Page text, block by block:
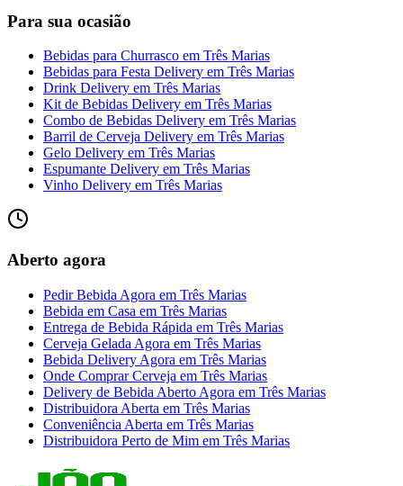
Para sua ocasião
Bebidas para Churrasco em Três Marias
Bebidas para Festa Delivery em Três Marias
Drink Delivery em Três Marias
Kit de Bebidas Delivery em Três Marias
Combo de Bebidas Delivery em Três Marias
Barril de Cerveja Delivery em Três Marias
Gelo Delivery em Três Marias
Espumante Delivery em Três Marias
Vinho Delivery em Três Marias
Aberto agora
Pedir Bebida Agora em Três Marias
Bebida em Casa em Três Marias
Entrega de Bebida Rápida em Três Marias
Cerveja Gelada Agora em Três Marias
Bebida Delivery Agora em Três Marias
Onde Comprar Cerveja em Três Marias
Delivery de Bebida Aberto Agora em Três Marias
Distribuidora Aberta em Três Marias
Conveniência Aberta em Três Marias
Distribuidora Perto de Mim em Três Marias